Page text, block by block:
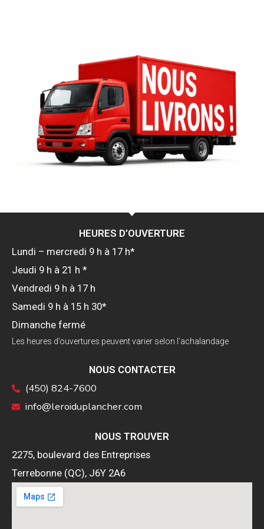
HEURES D’OUVERTURE
Lundi – mercredi 9 h à 17 h*
Jeudi 9 h à 21 h *
Vendredi 9 h à 17 h
Samedi 9 h à 15 h 30*
Dimanche fermé
Les heures d’ouvertures peuvent varier selon l’achalandage
NOUS CONTACTER
(450) 824-7600
info@leroiduplancher.com
NOUS TROUVER
2275, boulevard des Entreprises
Terrebonne (QC), J6Y 2A6